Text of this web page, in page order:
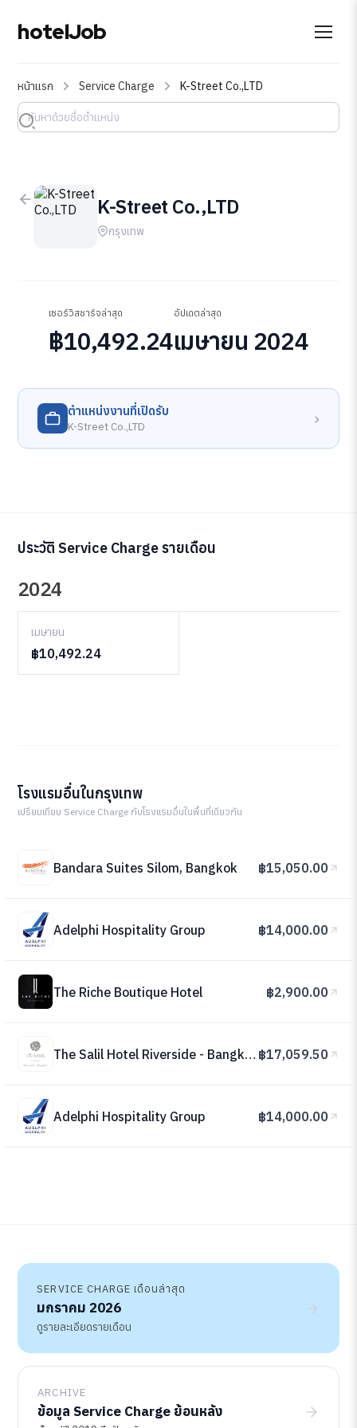
hotelJob
หน้าแรก Service Charge K-Street Co.,LTD
K-Street Co.,LTD
กรุงเทพ
เซอร์วิสชาร์จล่าสุด
฿10,492.24
อัปเดตล่าสุด
เมษายน 2024
ตำแหน่งงานที่เปิดรับ
K-Street Co.,LTD ›
ประวัติ Service Charge รายเดือน
2024
เมษายน
฿10,492.24
โรงแรมอื่นในกรุงเทพ
เปรียบเทียบ Service Charge กับโรงแรมอื่นในพื้นที่เดียวกัน
Bandara Suites Silom, Bangkok ฿15,050.00
Adelphi Hospitality Group ฿14,000.00
The Riche Boutique Hotel ฿2,900.00
The Salil Hotel Riverside - Bangkok ฿17,059.50
Adelphi Hospitality Group ฿14,000.00
SERVICE CHARGE เดือนล่าสุด
มกราคม 2026
ดูรายละเอียดรายเดือน
ARCHIVE
ข้อมูล Service Charge ย้อนหลัง